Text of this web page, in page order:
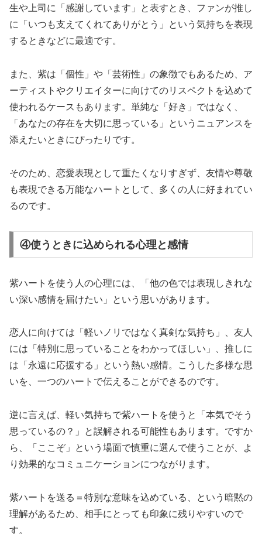
生や上司に「感謝しています」と表すとき、ファンが推し
に「いつも支えてくれてありがとう」という気持ちを表現
するときなどに最適です。
また、紫は「個性」や「芸術性」の象徴でもあるため、ア
ーティストやクリエイターに向けてのリスペクトを込めて
使われるケースもあります。単純な「好き」ではなく、
「あなたの存在を大切に思っている」というニュアンスを
添えたいときにぴったりです。
そのため、恋愛表現として重たくなりすぎず、友情や尊敬
も表現できる万能なハートとして、多くの人に好まれてい
るのです。
④使うときに込められる心理と感情
紫ハートを使う人の心理には、「他の色では表現しきれな
い深い感情を届けたい」という思いがあります。
恋人に向けては「軽いノリではなく真剣な気持ち」、友人
には「特別に思っていることをわかってほしい」、推しに
は「永遠に応援する」という熱い感情。こうした多様な思
いを、一つのハートで伝えることができるのです。
逆に言えば、軽い気持ちで紫ハートを使うと「本気でそう
思っているの？」と誤解される可能性もあります。ですか
ら、「ここぞ」という場面で慎重に選んで使うことが、よ
り効果的なコミュニケーションにつながります。
紫ハートを送る＝特別な意味を込めている、という暗黙の
理解があるため、相手にとっても印象に残りやすいので
す。